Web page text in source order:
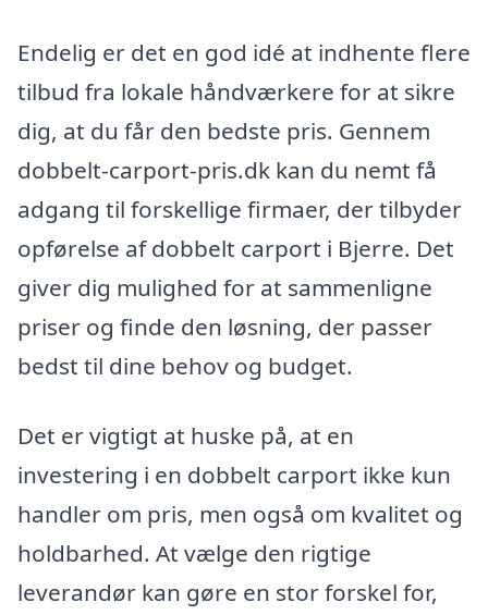
Endelig er det en god idé at indhente flere
tilbud fra lokale håndværkere for at sikre
dig, at du får den bedste pris. Gennem
dobbelt-carport-pris.dk kan du nemt få
adgang til forskellige firmaer, der tilbyder
opførelse af dobbelt carport i Bjerre. Det
giver dig mulighed for at sammenligne
priser og finde den løsning, der passer
bedst til dine behov og budget.
Det er vigtigt at huske på, at en
investering i en dobbelt carport ikke kun
handler om pris, men også om kvalitet og
holdbarhed. At vælge den rigtige
leverandør kan gøre en stor forskel for,